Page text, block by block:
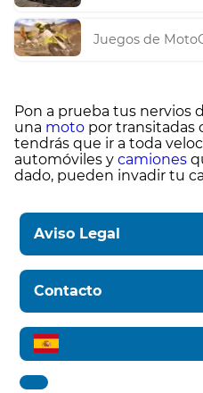
Juegos de
Pon a prueba tus nervios
una moto por transitadas
tendrás que ir a toda
automóviles y camiones
dado, pueden invadir tu
Aviso Legal
Contacto